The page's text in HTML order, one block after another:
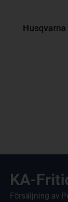
KA-
Försäljning av